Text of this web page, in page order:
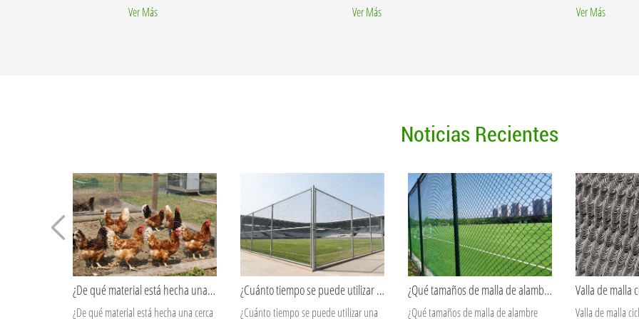
Ver Más Ver Más Ver Más
Noticias Recientes
¿Cuánto tiempo se puede utilizar una cerca de malla ciclónica en un entorno exterior?
¿Cuánto tiempo se puede utilizar una
¿Qué tamaños de malla de alambre soldada son comunes en proyectos industriales?
¿Qué tamaños de malla de alambre
Valla de malla ciclónica de alta resistencia para seguridad y protección perimetral.
Valla de malla ciclónica de alta
Caja de